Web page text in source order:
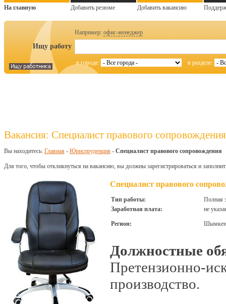
На главную Добавить резюме Добавить вакансию
Например: офис-менеджер
Ищу работу
в городе: в разделе:
Вакансия: Специалист правового сопровождения
Вы находитесь: Главная - Юриспруденция - Специалист правового сопровождения
Для того, чтобы откликнуться на вакансию, вы должны зарегистрироваться и
Специалист правового
Тип работы:
Полная
Заработная плата:
не
Регион:
Должностные
Претензионно-
производство.